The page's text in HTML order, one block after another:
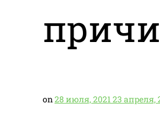
on28 июля, 202123 апреля,